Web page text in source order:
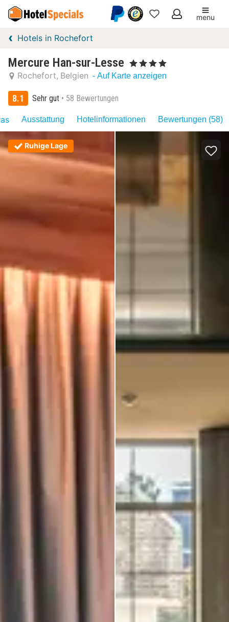
Meine
menu
Hotels in Rochefort
Mercure Han-sur-Lesse , 4 Sterne
Rochefort Belgien - Auf Karte anzeigen
8.1 Sehr gut 58 Bewertungen
Ausstattung Hotelinformationen Bewertungen (58)
Ruhige Lage